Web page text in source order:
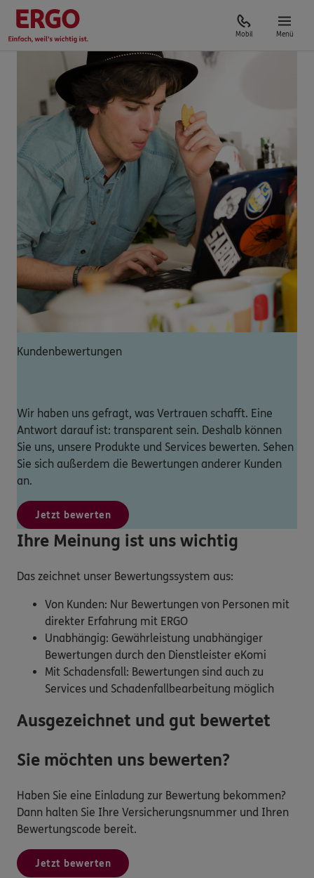
Mobil Menü
Kundenbewertungen
Wir haben uns gefragt, was Vertrauen schafft. Eine
Antwort darauf ist: transparent sein. Deshalb können
Sie uns, unsere Produkte und Services bewerten. Sehen
Sie sich außerdem die Bewertungen anderer Kunden
an.
Jetzt bewerten
Ihre Meinung ist uns wichtig
Das zeichnet unser Bewertungssystem aus:
Von Kunden: Nur Bewertungen von Personen mit
direkter Erfahrung mit ERGO
Unabhängig: Gewährleistung unabhängiger
Bewertungen durch den Dienstleister eKomi
Mit Schadensfall: Bewertungen sind auch zu
Services und Schadenfallbearbeitung möglich
Ausgezeichnet und gut bewertet
Sie möchten uns bewerten?
Haben Sie eine Einladung zur Bewertung bekommen?
Dann halten Sie Ihre Versicherungsnummer und Ihren
Bewertungscode bereit.
Jetzt bewerten